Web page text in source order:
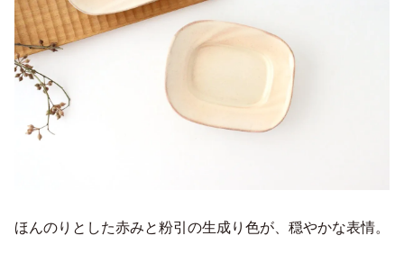
ほんのりとした赤みと粉引の生成り色が、穏やかな表情。